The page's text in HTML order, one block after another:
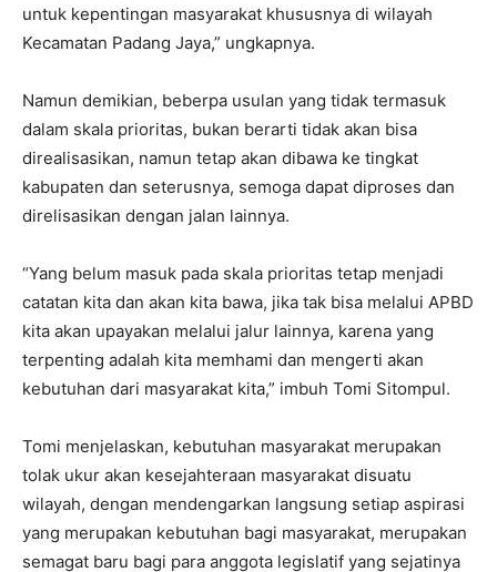
untuk kepentingan masyarakat khususnya di wilayah
Kecamatan Padang Jaya,” ungkapnya.
Namun demikian, beberpa usulan yang tidak termasuk
dalam skala prioritas, bukan berarti tidak akan bisa
direalisasikan, namun tetap akan dibawa ke tingkat
kabupaten dan seterusnya, semoga dapat diproses dan
direlisasikan dengan jalan lainnya.
“Yang belum masuk pada skala prioritas tetap menjadi
catatan kita dan akan kita bawa, jika tak bisa melalui APBD
kita akan upayakan melalui jalur lainnya, karena yang
terpenting adalah kita memhami dan mengerti akan
kebutuhan dari masyarakat kita,” imbuh Tomi Sitompul.
Tomi menjelaskan, kebutuhan masyarakat merupakan
tolak ukur akan kesejahteraan masyarakat disuatu
wilayah, dengan mendengarkan langsung setiap aspirasi
yang merupakan kebutuhan bagi masyarakat, merupakan
semagat baru bagi para anggota legislatif yang sejatinya